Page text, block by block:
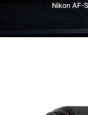
Nikon AF-